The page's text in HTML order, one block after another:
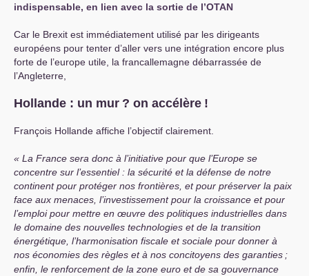
indispensable, en lien avec la sortie de l’OTAN
Car le Brexit est immédiatement utilisé par les dirigeants
européens pour tenter d’aller vers une intégration encore plus
forte de l’europe utile, la francallemagne débarrassée de
l’Angleterre,
Hollande : un mur ? on accélère !
François Hollande affiche l’objectif clairement.
La France sera donc à l’initiative pour que l’Europe se
concentre sur l’essentiel : la sécurité et la défense de notre
continent pour protéger nos frontières, et pour préserver la paix
face aux menaces, l’investissement pour la croissance et pour
l’emploi pour mettre en œuvre des politiques industrielles dans
le domaine des nouvelles technologies et de la transition
énergétique, l’harmonisation fiscale et sociale pour donner à
nos économies des règles et à nos concitoyens des garanties ;
enfin, le renforcement de la zone euro et de sa gouvernance